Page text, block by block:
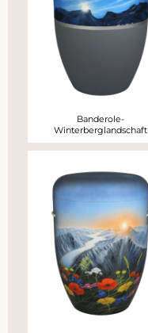
Banderole-
Winterberglandschaft